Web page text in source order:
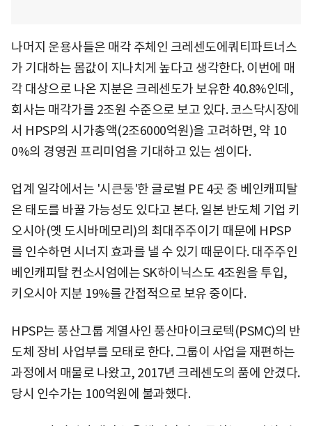
나머지 운용사들은 매각 주체인 크레센도에쿼티파트너스
가 기대하는 몸값이 지나치게 높다고 생각한다. 이번에 매
각 대상으로 나온 지분은 크레센도가 보유한 40.8%인데,
회사는 매각가를 2조원 수준으로 보고 있다. 코스닥시장에
서 HPSP의 시가총액(2조6000억원)을 고려하면, 약 10
0%의 경영권 프리미엄을 기대하고 있는 셈이다.
업계 일각에서는 '시큰둥'한 글로벌 PE 4곳 중 베인캐피탈
은 태도를 바꿀 가능성도 있다고 본다. 일본 반도체 기업 키
오시아(옛 도시바메모리)의 최대주주이기 때문에 HPSP
를 인수하면 시너지 효과를 낼 수 있기 때문이다. 대주주인
베인캐피탈 컨소시엄에는 SK하이닉스도 4조원을 투입,
키오시아 지분 19%를 간접적으로 보유 중이다.
HPSP는 풍산그룹 계열사인 풍산마이크로텍(PSMC)의 반
도체 장비 사업부를 모태로 한다. 그룹이 사업을 재편하는
과정에서 매물로 나왔고, 2017년 크레센도의 품에 안겼다.
당시 인수가는 100억원에 불과했다.